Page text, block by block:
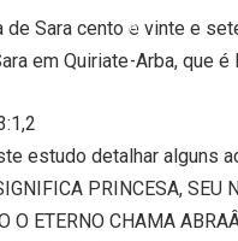
de Sara cento e vinte e
em Quiriate-Arba, que
estudo detalhar alguns
PRINCESA, SEU
O ETERNO CHAMA